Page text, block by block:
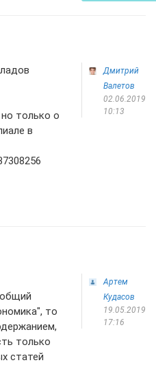
только о
в
Дмитрий
Валетов
02.06.2019
10:13
то
только
статей
Артем
Кудасов
19.05.2019
17:16